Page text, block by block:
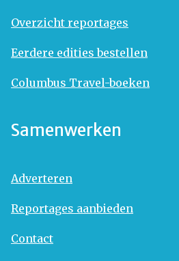
Overzicht reportages
Eerdere edities bestellen
Columbus Travel-boeken
Samenwerken
Adverteren
Reportages aanbieden
Contact